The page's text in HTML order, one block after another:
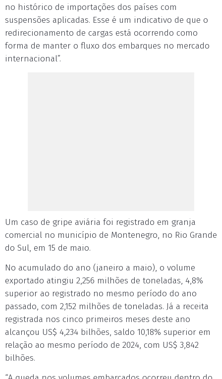
no histórico de importações dos países com
suspensões aplicadas. Esse é um indicativo de que o
redirecionamento de cargas está ocorrendo como
forma de manter o fluxo dos embarques no mercado
internacional”.
Um caso de gripe aviária foi registrado em granja
comercial no município de Montenegro, no Rio Grande
do Sul, em 15 de maio.
No acumulado do ano (janeiro a maio), o volume
exportado atingiu 2,256 milhões de toneladas, 4,8%
superior ao registrado no mesmo período do ano
passado, com 2,152 milhões de toneladas. Já a receita
registrada nos cinco primeiros meses deste ano
alcançou US$ 4,234 bilhões, saldo 10,18% superior em
relação ao mesmo período de 2024, com US$ 3,842
bilhões.